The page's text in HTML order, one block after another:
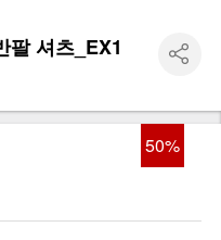
팔 셔츠_EX1
50%